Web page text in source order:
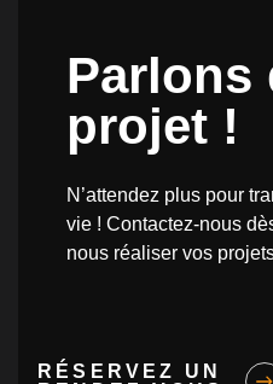
Parlons
projet !
N’attendez plus pour
vie ! Contactez-nous
nous réaliser vos
RÉSERVEZ UN